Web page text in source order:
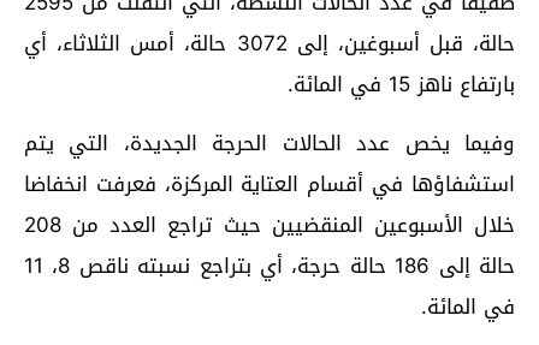
حالة، قبل أسبوغين، إلى 3072 حالة، أمس الثلاثاء، أي
بارتفاع ناهز 15 في المائة.
وفيما يخص عدد الحالات الحرجة الجديدة، التي يتم
استشفاؤها في أقسام العتاية المركزة، فعرفت انخفاضا
خلال الأسبوعين المنقضيين حيث تراجع العدد من 208
حالة إلى 186 حالة حرجة، أي بتراجع نسبته ناقص 8، 11
في المائة.